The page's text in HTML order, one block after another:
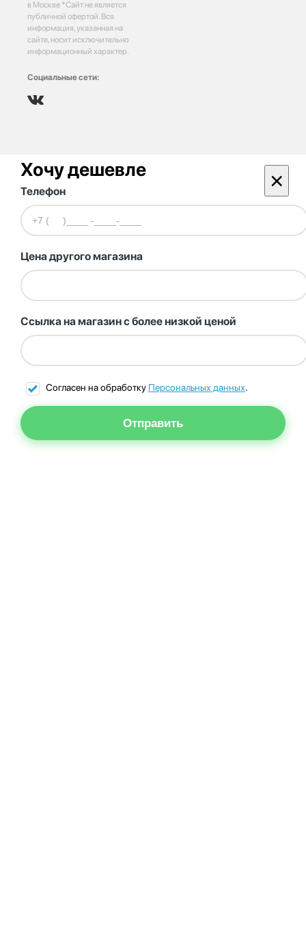
в Москве *Сайт не является
публичной офертой. Вся
информация, указанная на
сайте, носит исключительно
информационный характер.
Социальные сети:
Хочу дешевле ×
Телефон
Цена другого магазина
Ссылка на магазин с более низкой ценой
Согласен на обработку Персональных данных.
Отправить